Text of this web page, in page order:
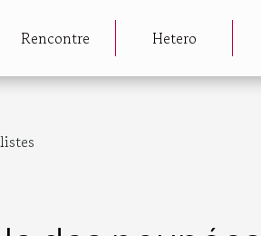
Rencontre Hetero